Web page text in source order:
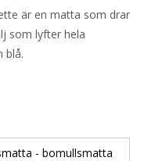
är en matta som drar
som lyfter hela
blå.
- bomullsmatta